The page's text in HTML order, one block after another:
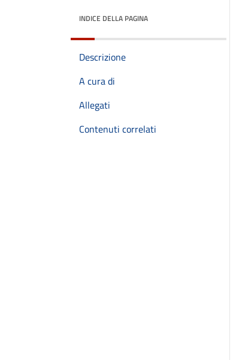
INDICE DELLA PAGINA
Descrizione
A cura di
Allegati
Contenuti correlati